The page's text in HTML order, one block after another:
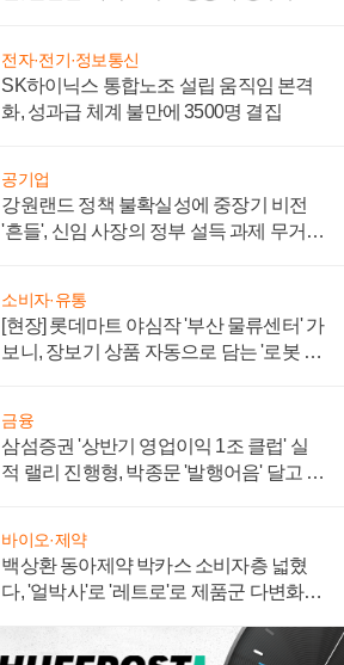
전자·전기·정보통신
SK하이닉스 통합노조 설립 움직임 본격
화, 성과급 체계 불만에 3500명 결집
공기업
강원랜드 정책 불확실성에 중장기 비전
'흔들', 신임 사장의 정부 설득 과제 무거워
소비자·유통
[현장] 롯데마트 야심작 '부산 물류센터' 가
보니, 장보기 상품 자동으로 담는 '로봇 40
금융
삼섬증권 '상반기 영업이익 1조 클럽' 실
적 랠리 진행형, 박종문 '발행어음' 달고 연
바이오·제약
백상환 동아제약 박카스 소비자층 넓혔
다, '얼박사'로 '레트로'로 제품군 다변화